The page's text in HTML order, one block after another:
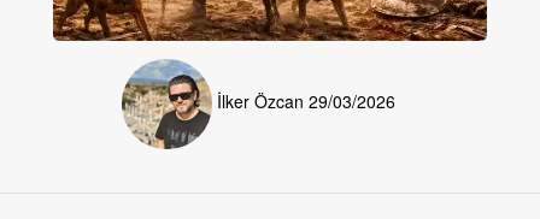
İlker Özcan 29/03/2026